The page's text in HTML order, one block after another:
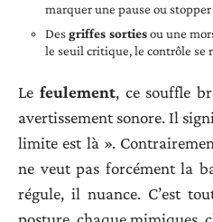
marquer une pause ou
Desgriffes sortiesou une
le seuil critique, le contrôle se
Le feulement, ce souffle
avertissement sonore. Il
limite est là ».
ne veut pas forcément la
régule, il nuance. C’est